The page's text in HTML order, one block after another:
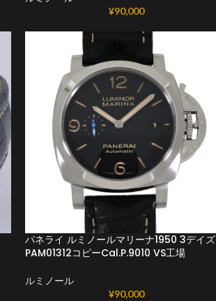
¥90,000
パネライ ルミノールマリーナ1950 3デイズ
PAM01312コピーCal.P.9010 VS工場
ルミノール
¥90,000